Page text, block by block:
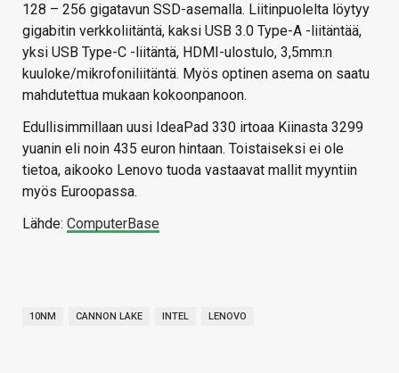
128 – 256 gigatavun SSD-asemalla. Liitinpuolelta löytyy
gigabitin verkkoliitäntä, kaksi USB 3.0 Type-A -liitäntää,
yksi USB Type-C -liitäntä, HDMI-ulostulo, 3,5mm:n
kuuloke/mikrofoniliitäntä. Myös optinen asema on saatu
mahdutettua mukaan kokoonpanoon.
Edullisimmillaan uusi IdeaPad 330 irtoaa Kiinasta 3299
yuanin eli noin 435 euron hintaan. Toistaiseksi ei ole
tietoa, aikooko Lenovo tuoda vastaavat mallit myyntiin
myös Euroopassa.
Lähde: ComputerBase
10NM CANNON LAKE INTEL LENOVO